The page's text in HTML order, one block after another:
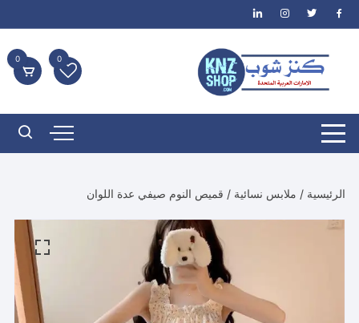
التجاوز
إلى
0
0
الرئيسية / ملابس نسائية / قميص النوم صيفي عدة اللوان